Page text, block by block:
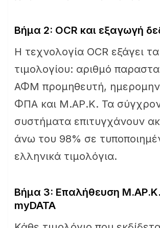
Βήμα 2: OCR και εξαγωγή
Η τεχνολογία OCR εξάγει
τιμολογίου: αριθμό
ΑΦΜ προμηθευτή,
ΦΠΑ και Μ.ΑΡ.Κ. Τα
συστήματα επιτυγχάνουν
άνω του 98% σε
ελληνικά τιμολόγια.
Βήμα 3: Επαλήθευση
myDATA